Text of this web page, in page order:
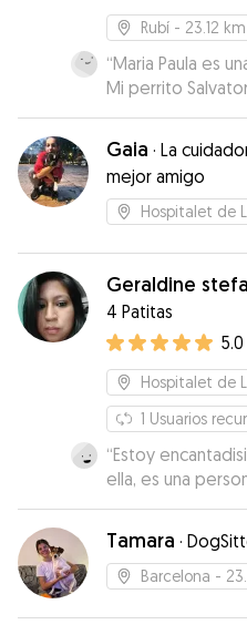
Rubí - 23.12 km
“Maria Paula es
Mi perrito
recomiendo,
de 10
Gaia · La
mejor amigo
Hospitalet de
Geraldine
4 Patitas
5.0
Hospitalet de
1 Usuarios
“Estoy
ella, es una
era mi primera
porque tenía un
dejado con
espectacular ,
del perro, una
Tamara ·
Barcelona -